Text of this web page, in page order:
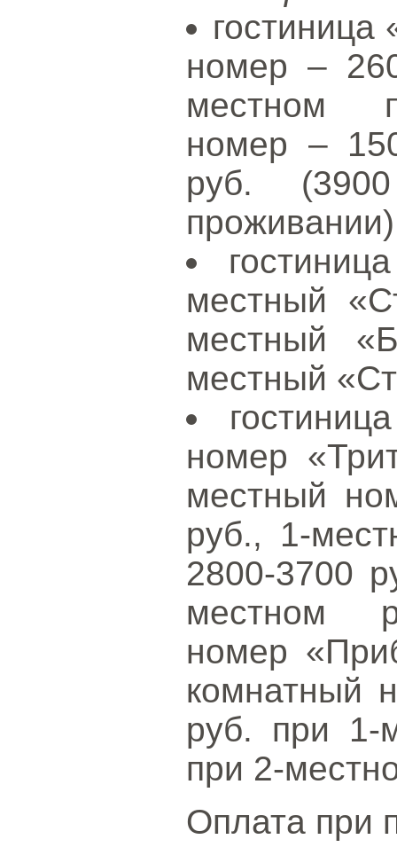
номер –
местном
номер –
руб.
местный
местный
местный
номер
местный
руб., 1-
2800-3700
местном
номер
комнатный
руб. при 1-
при 2-
Оплата при